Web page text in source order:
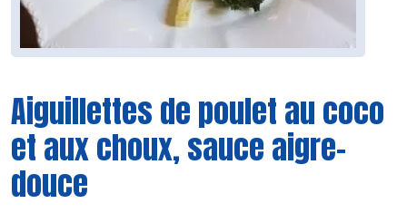
Aiguillettes de poulet au coco
et aux choux, sauce aigre-
douce